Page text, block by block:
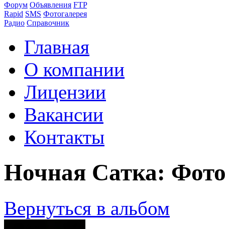
Форум Объявления FTP
Rapid SMS Фотогалерея
Радио Справочник
Главная
О компании
Лицензии
Вакансии
Контакты
Ночная Сатка:
Вернуться в альбом